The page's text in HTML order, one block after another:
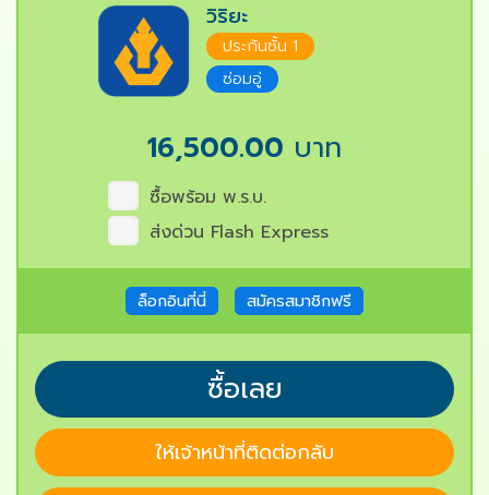
วิริยะ
ประกันชั้น 1
ซ่อมอู่
16,500.00 บาท
ซื้อพร้อม พ.ร.บ.
ส่งด่วน Flash Express
ล็อกอินที่นี่ สมัครสมาชิกฟรี
ซื้อเลย
ให้เจ้าหน้าที่ติดต่อกลับ